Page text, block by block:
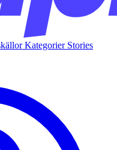
Kategorier Stories